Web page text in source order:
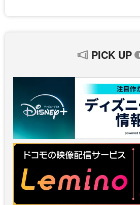
PICK UP